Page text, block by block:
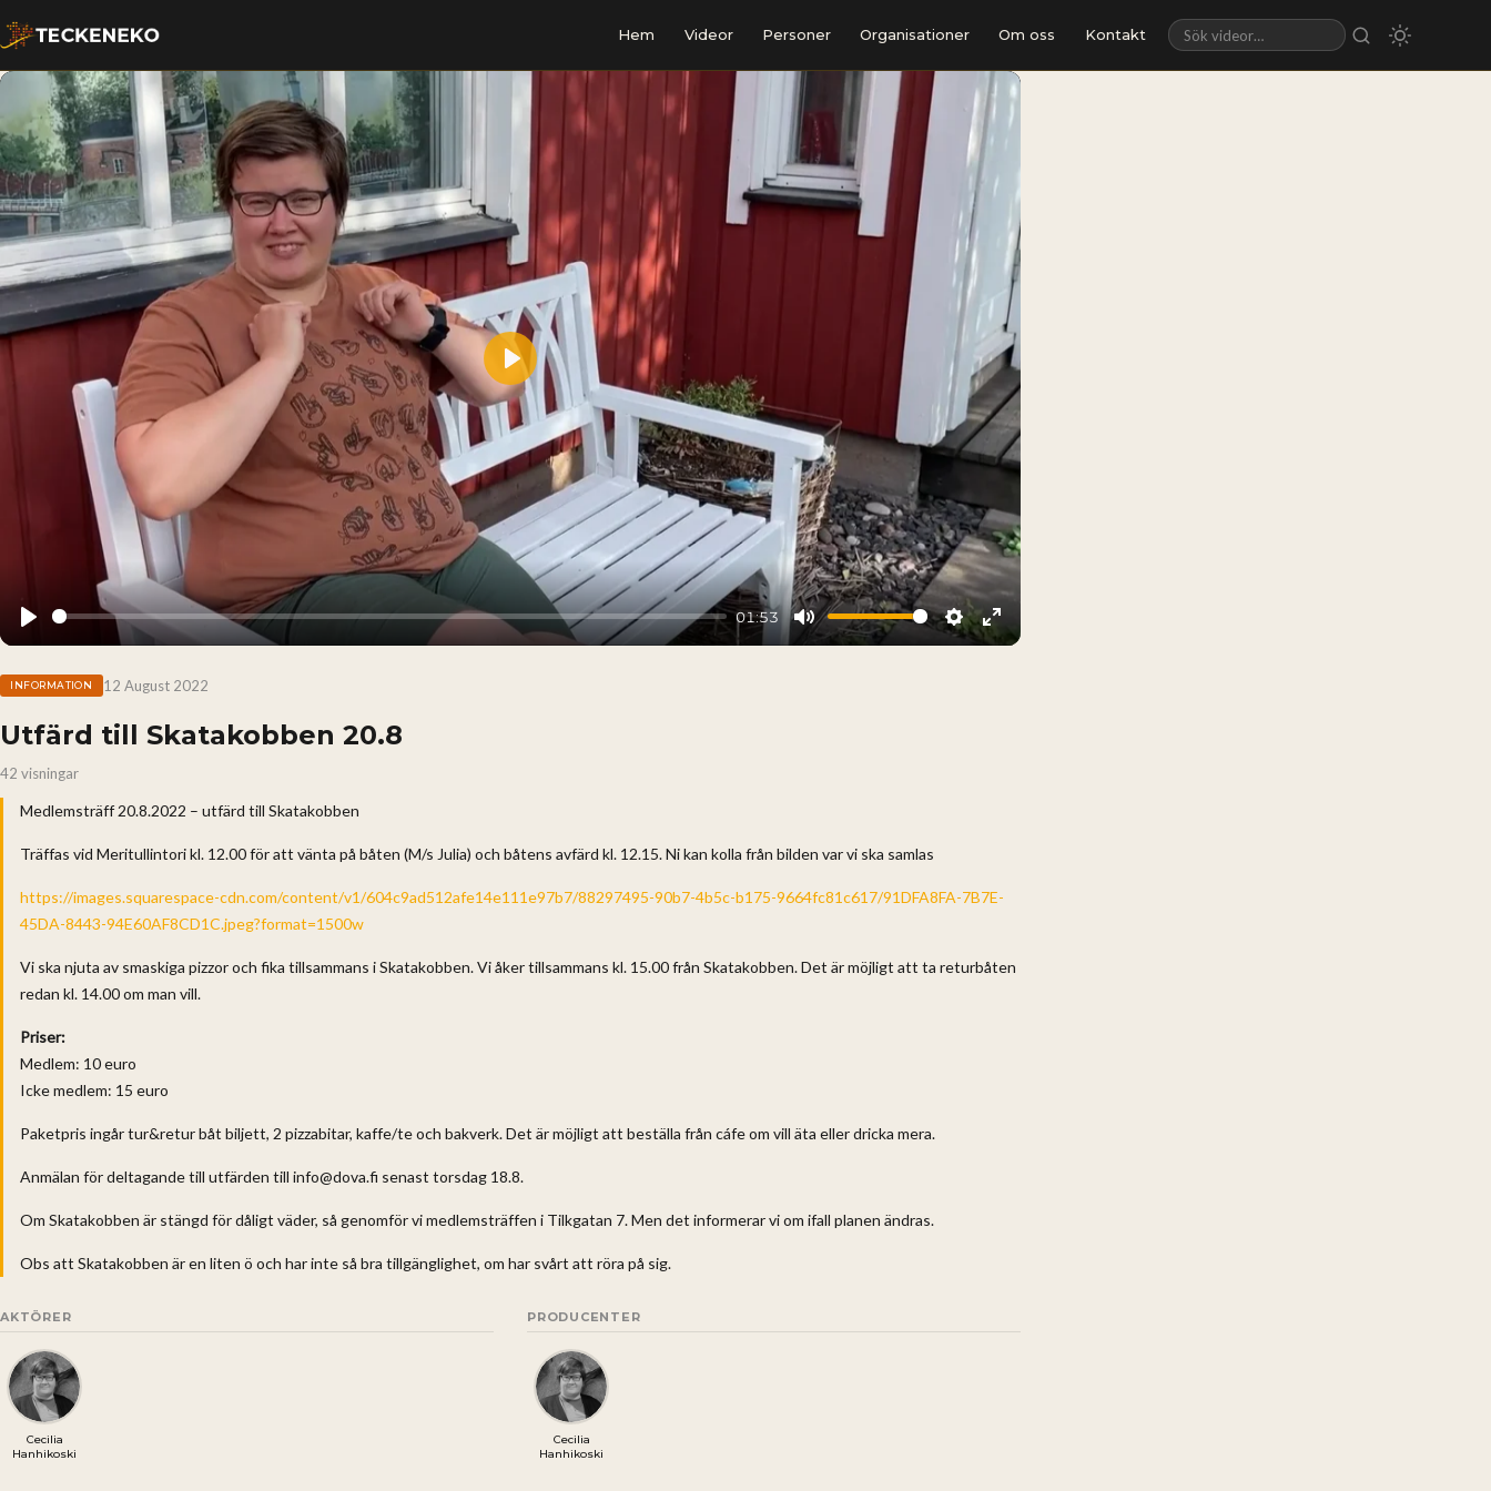
Hem Videor Personer Organisationer Om oss Kontakt
Sök videor
01:53
Mute Settings
Enter
Play
INFORMATION 12 August 2022
Utfärd till Skatakobben 20.8
42 visningar
Medlemsträff 20.8.2022 – utfärd till Skatakobben
Träffas vid Meritullintori kl. 12.00 för att vänta på båten (M/s Julia) och båtens avfärd kl. 12.15. Ni kan kolla från bilden var vi ska samlas
https://images.squarespace-cdn.com/content/v1/604c9ad512afe14e111e97b7/88297495-90b7-4b5c-b175-9664fc81c617/91DFA8FA-7B7E-
45DA-8443-94E60AF8CD1C.jpeg?format=1500w
Vi ska njuta av smaskiga pizzor och fika tillsammans i Skatakobben. Vi åker tillsammans kl. 15.00 från Skatakobben. Det är möjligt att ta returbåten
redan kl. 14.00 om man vill.
Priser:
Medlem: 10 euro
Icke medlem: 15 euro
Paketpris ingår tur&retur båt biljett, 2 pizzabitar, kaffe/te och bakverk. Det är möjligt att beställa från cáfe om vill äta eller dricka mera.
Anmälan för deltagande till utfärden till info@dova.fi senast torsdag 18.8.
Om Skatakobben är stängd för dåligt väder, så genomför vi medlemsträffen i Tilkgatan 7. Men det informerar vi om ifall planen ändras.
Obs att Skatakobben är en liten ö och har inte så bra tillgänglighet, om har svårt att röra på sig.
AKTÖRER
Cecilia
Hanhikoski
PRODUCENTER
Cecilia
Hanhikoski